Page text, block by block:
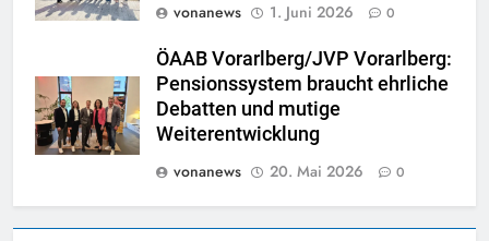
vonanews
1. Juni 2026 0
ÖAAB Vorarlberg/JVP Vorarlberg:
Pensionssystem braucht ehrliche
Debatten und mutige
Weiterentwicklung
vonanews
20. Mai 2026 0